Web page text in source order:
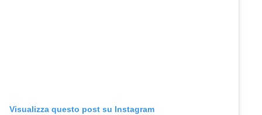
Visualizza questo post su Instagram